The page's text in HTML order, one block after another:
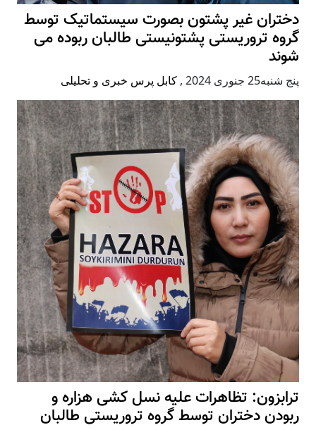
دختران غیر پشتون بصورت سیستماتیک توسط
گروه تروریستی پشتونیستی طالبان ربوده می
شوند
پنج شنبه25 جنوری 2024 , کابل پرس خبری و تحلیلی
ترابزون: تظاهرات علیه نسل کشی هزاره و
ربودن دختران توسط گروه تروریستی طالبان